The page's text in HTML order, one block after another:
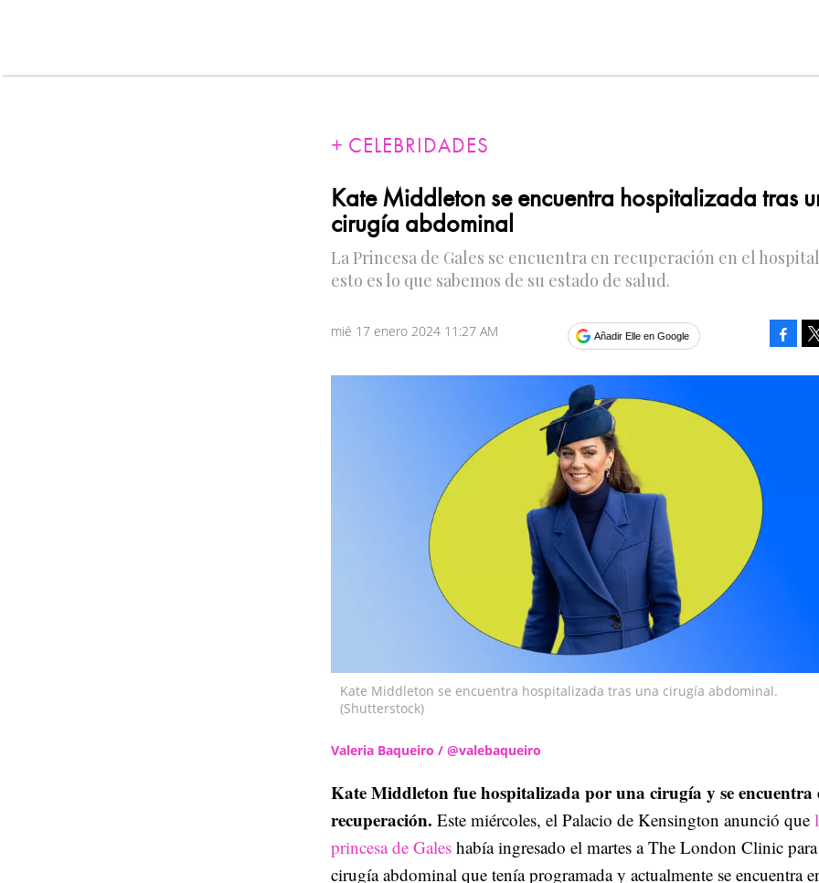
CELEBRIDADES
Kate Middleton se encuentra hospitalizada tras
cirugía abdominal
La Princesa de Gales se encuentra en recuperación en el
esto es lo que sabemos de su estado de salud.
mié 17 enero 2024 11:27 AM Añadir Elle en Google
Kate Middleton se encuentra hospitalizada tras una cirugía abdominal.
(Shutterstock)
Valeria Baqueiro / @valebaqueiro
Kate Middleton fue hospitalizada por una cirugía y se encuentra
recuperación. Este miércoles, el Palacio de Kensington anunció que
princesa de Gales había ingresado el martes a The London Clinic
cirugía abdominal que tenía programada y actualmente se encuentra